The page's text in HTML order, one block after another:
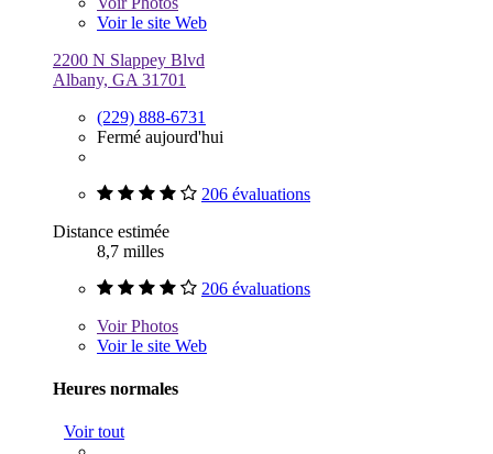
Voir le site Web
2200 N Slappey Blvd
Albany, GA 31701
(229) 888-6731
Fermé aujourd'hui
206 évaluations
Distance estimée
8,7 milles
206 évaluations
VoirPhotos
Voir le site Web
Heures normales
Voir tout